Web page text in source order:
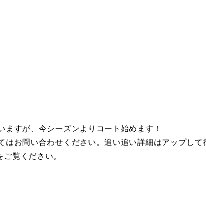
ますが、今シーズンよりコート始めます！
はお問い合わせください。追い追い詳細はアップして
ご覧ください。